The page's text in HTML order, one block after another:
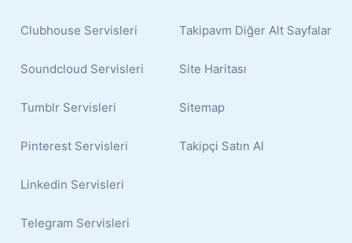
Clubhouse Servisleri
Soundcloud Servisleri
Tumblr Servisleri
Pinterest Servisleri
Linkedin Servisleri
Telegram Servisleri
Takipavm Diğer Alt Sayfalar
Site Haritası
Sitemap
Takipçi Satın Al